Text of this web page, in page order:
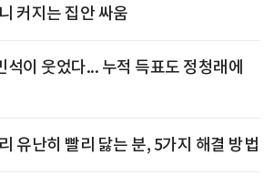
커지는 집안 싸움
석이 웃었다... 누적 득표도 정청래에
유난히 빨리 닳는 분, 5가지 해결 방법